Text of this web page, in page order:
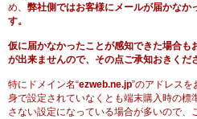
め、 弊社側ではお客様にメールが届かなか
す。
仮に届かなかったことが感知できた場合も
が出来ませんので、その点ご承知おきくだ
特にドメイン名“ezweb.ne.jp”のアドレス
身で設定されていなくとも端末購入時の標
さない設定になっている場合が多いので